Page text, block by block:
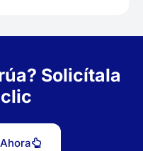
Solicítala